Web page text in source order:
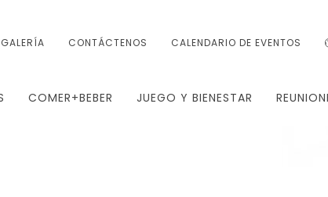
GALERÍA CONTÁCTENOS CALENDARIO DE EVENTOS
COMER+BEBER JUEGO Y BIENESTAR